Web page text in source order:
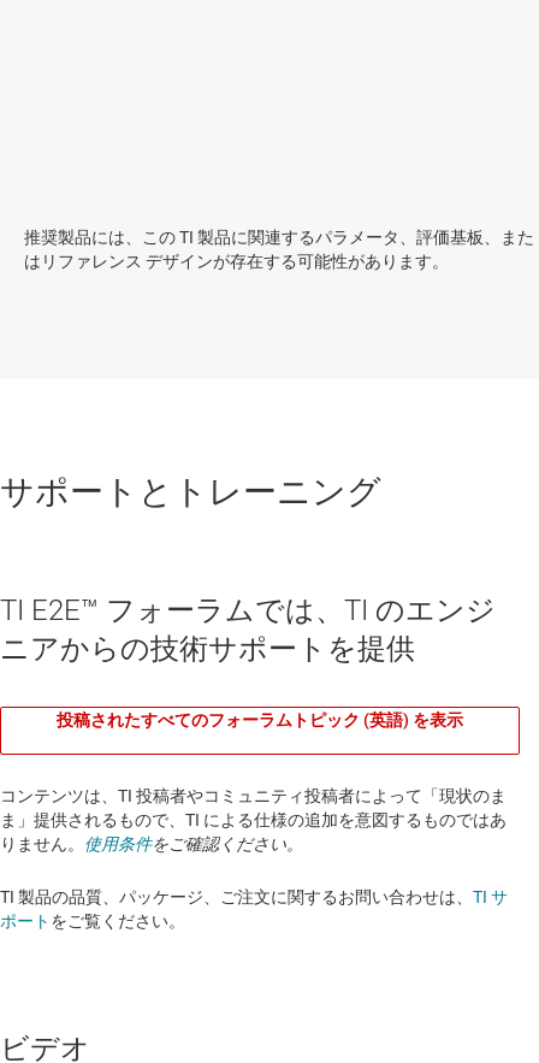
推奨製品には、この TI 製品に関連するパラメータ、評価基板、また
はリファレンス デザインが存在する可能性があります。
サポートとトレーニング
TI E2E™ フォーラムでは、TI のエンジ
ニアからの技術サポートを提供
投稿されたすべてのフォーラムトピック (英語) を表示
コンテンツは、TI 投稿者やコミュニティ投稿者によって「現状のま
ま」提供されるもので、TI による仕様の追加を意図するものではあ
りません。 使用条件をご確認ください。
TI 製品の品質、パッケージ、ご注文に関するお問い合わせは、 TI サ
ポート をご覧ください。​​​​​​​​​​​​​​
ビデオ